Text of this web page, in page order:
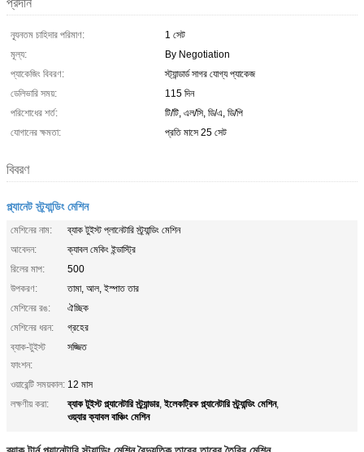
ন্যূনতম চাহিদার পরিমাণ:
1 সেট
মূল্য:
By Negotiation
প্যাকেজিং বিবরণ:
স্ট্যান্ডার্ড সাগর যোগ্য প্যাকেজ
ডেলিভারি সময়:
115 দিন
পরিশোধের শর্ত:
টি/টি, এল/সি, ডি/এ, ডি/পি
যোগানের ক্ষমতা:
প্রতি মাসে 25 সেট
বিবরণ
প্ল্যানেট স্ট্র্যান্ডিং মেশিন
মেশিনের নাম:
ব্যাক টুইস্ট প্লানেটারি স্ট্র্যান্ডিং মেশিন
আবেদন:
ক্যাবল মেকিং ইন্ডাস্ট্রি
রিলের মাপ:
500
উপকরণ:
তামা, আল, ইস্পাত তার
মেশিনের রঙ:
ঐচ্ছিক
মেশিনের ধরন:
গ্রহের
ব্যাক-টুইস্ট
ফাংশন:
সজ্জিত
ওয়ারেন্টি সময়কাল: 12 মাস
লক্ষণীয় করা:
ব্যাক টুইস্ট প্ল্যানেটারি স্ট্র্যান্ডার, ইলেকট্রিক প্ল্যানেটারি স্ট্র্যান্ডিং মেশিন,
ওয়্যার ক্যাবল বাঞ্চিং মেশিন